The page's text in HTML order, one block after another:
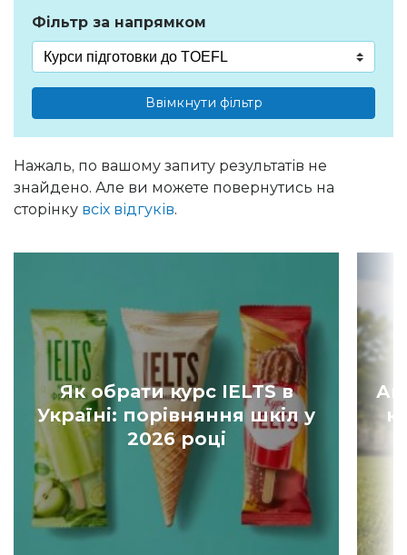
Фільтр за напрямком
Ввімкнути фільтр
Нажаль, по вашому запиту результатів не
знайдено. Але ви можете повернутись на
сторінку всіх відгуків.
Як обрати курс IELTS в
Україні: порівняння шкіл у
2026 році